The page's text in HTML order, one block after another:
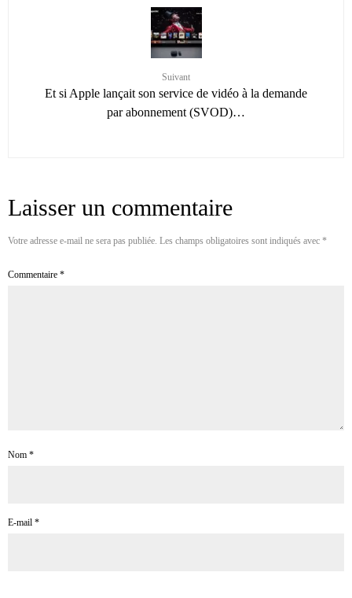
Suivant
Et si Apple lançait son service de vidéo à la demande
par abonnement (SVOD)…
Laisser un commentaire
Votre adresse e-mail ne sera pas publiée. Les champs obligatoires sont indiqués avec *
Commentaire *
Nom *
E-mail *